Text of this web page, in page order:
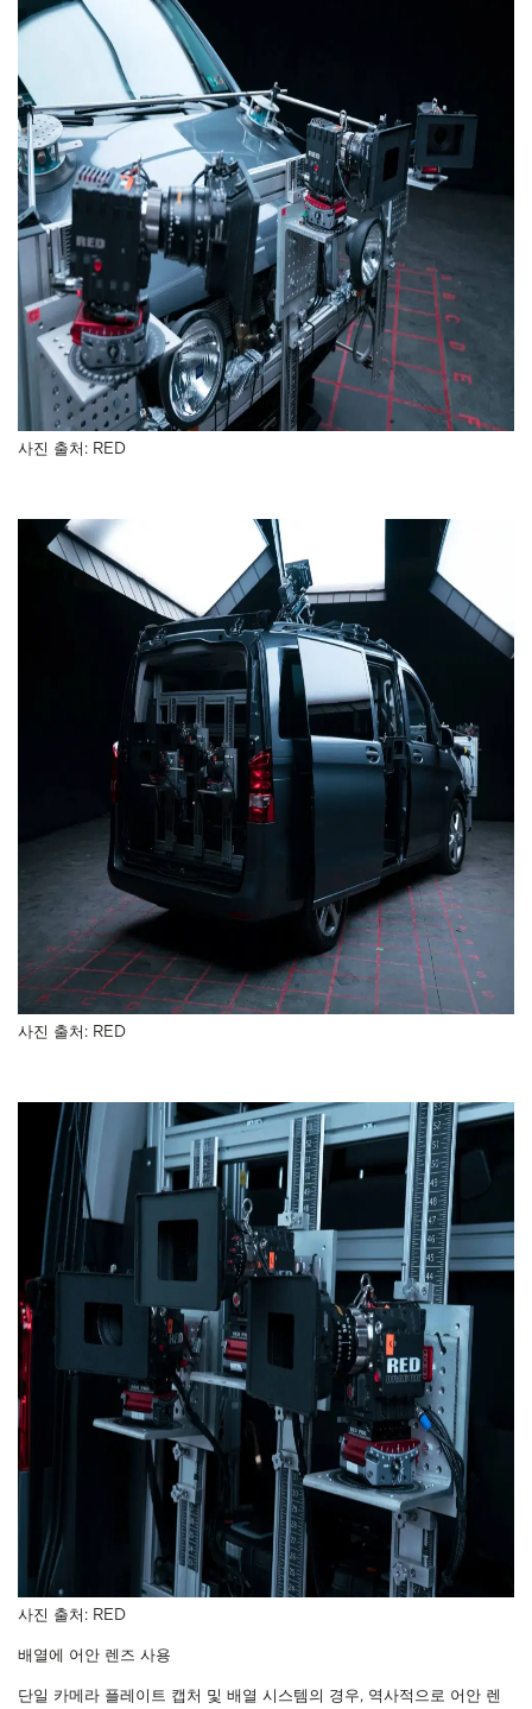
사진 출처: RED
사진 출처: RED
사진 출처: RED
배열에 어안 렌즈 사용
단일 카메라 플레이트 캡처 및 배열 시스템의 경우, 역사적으로 어안 렌